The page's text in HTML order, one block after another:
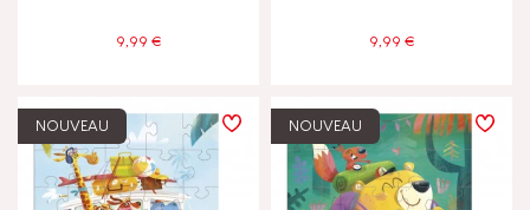
JANOD S'ENGAGE
Fabriqué en Europe
9,99 € 9,99 €
NOUVEAU NOUVEAU